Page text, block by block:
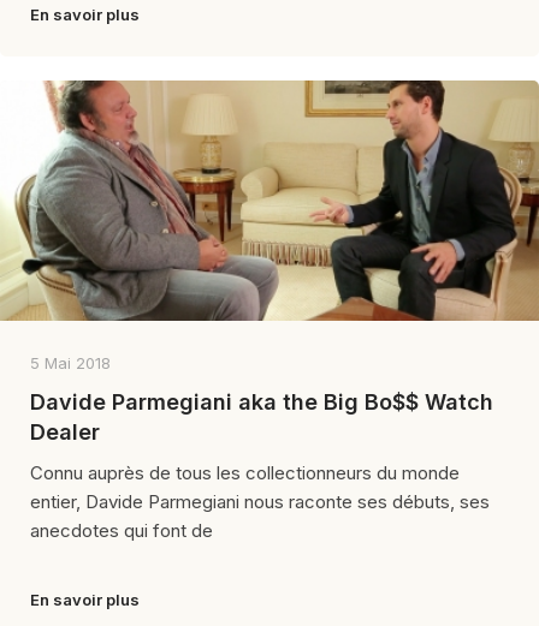
En savoir plus
5 Mai 2018
Davide Parmegiani aka the Big Bo$$ Watch
Dealer
Connu auprès de tous les collectionneurs du monde
entier, Davide Parmegiani nous raconte ses débuts, ses
anecdotes qui font de
En savoir plus